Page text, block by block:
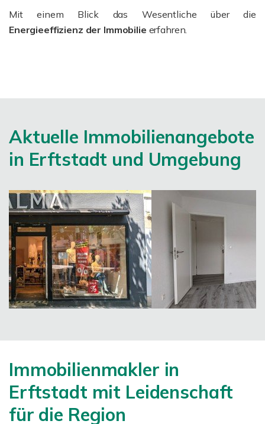
Mit einem Blick das Wesentliche über die
Energieeffizienz der Immobilie erfahren.
Aktuelle Immobilienangebote
in Erftstadt und Umgebung
Immobilienmakler in
Erftstadt mit Leidenschaft
für die Region